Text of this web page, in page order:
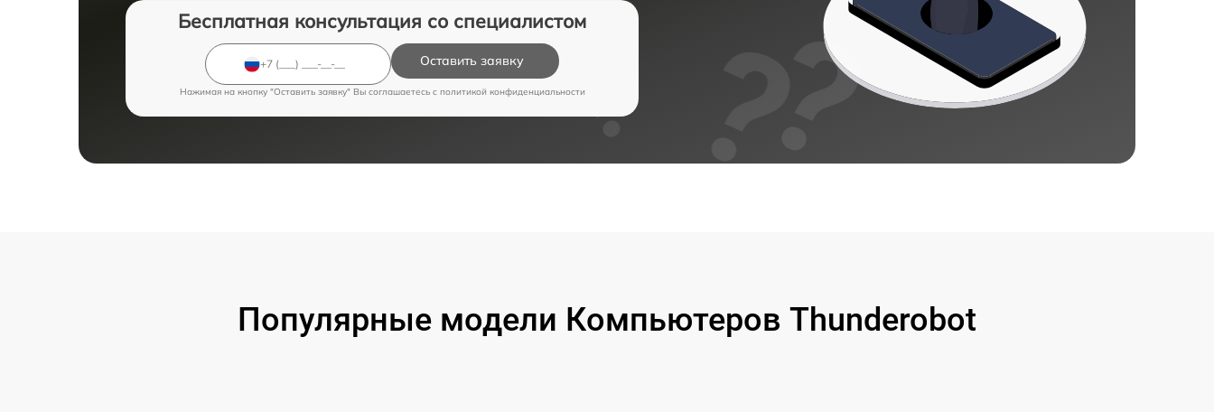
Бесплатная консультация со специалистом
Оставить заявку
Нажимая на кнопку "Оставить заявку" Вы соглашаетесь c политикой конфиденциальности
Популярные модели Компьютеров Thunderobot